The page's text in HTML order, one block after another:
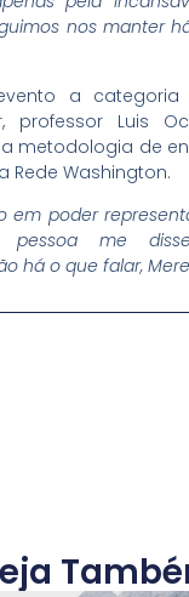
nos manter
a categoria
professor Luis
metodologia de
Rede Washington.
em poder
me disse:
há o que falar,